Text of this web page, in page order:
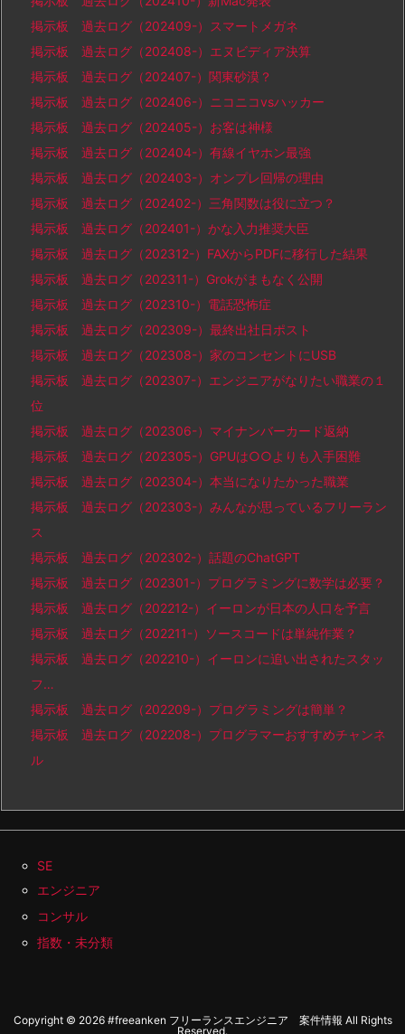
掲示板 過去ログ（202409-）スマートメガネ
掲示板 過去ログ（202408-）エヌビディア決算
掲示板 過去ログ（202407-）関東砂漠？
掲示板 過去ログ（202406-）ニコニコvsハッカー
掲示板 過去ログ（202405-）お客は神様
掲示板 過去ログ（202404-）有線イヤホン最強
掲示板 過去ログ（202403-）オンプレ回帰の理由
掲示板 過去ログ（202402-）三角関数は役に立つ？
掲示板 過去ログ（202401-）かな入力推奨大臣
掲示板 過去ログ（202312-）FAXからPDFに移行した結果
掲示板 過去ログ（202311-）Grokがまもなく公開
掲示板 過去ログ（202310-）電話恐怖症
掲示板 過去ログ（202309-）最終出社日ポスト
掲示板 過去ログ（202308-）家のコンセントにUSB
掲示板 過去ログ（202307-）エンジニアがなりたい職業の１
位
掲示板 過去ログ（202306-）マイナンバーカード返納
掲示板 過去ログ（202305-）GPUは○○よりも入手困難
掲示板 過去ログ（202304-）本当になりたかった職業
掲示板 過去ログ（202303-）みんなが思っているフリーラン
ス
掲示板 過去ログ（202302-）話題のChatGPT
掲示板 過去ログ（202301-）プログラミングに数学は必要？
掲示板 過去ログ（202212-）イーロンが日本の人口を予言
掲示板 過去ログ（202211-）ソースコードは単純作業？
掲示板 過去ログ（202210-）イーロンに追い出されたスタッ
フ…
掲示板 過去ログ（202209-）プログラミングは簡単？
掲示板 過去ログ（202208-）プログラマーおすすめチャンネ
ル
SE
エンジニア
コンサル
指数・未分類
Copyright © 2026 #freeanken フリーランスエンジニア 案件情報 All Rights
Reserved.